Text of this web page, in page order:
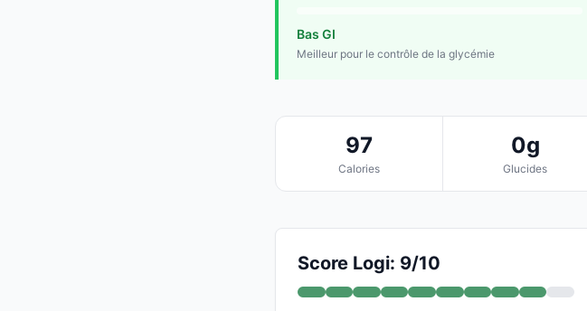
Bas GI
Meilleur pour le contrôle de la glycémie
97
Calories
0g
Glucides
Score Logi: 9/10